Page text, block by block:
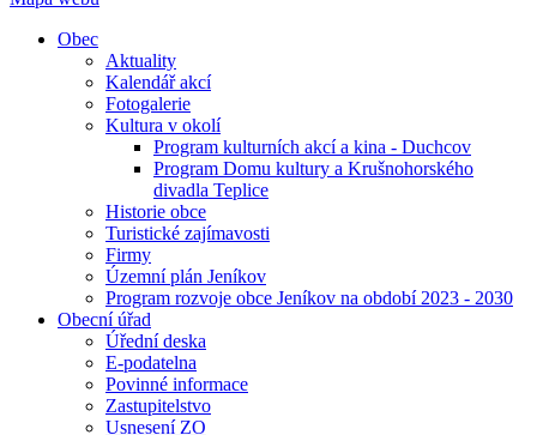
Obec
Aktuality
Kalendář akcí
Fotogalerie
Kultura v okolí
Program kulturních akcí a kina - Duchcov
Program Domu kultury a Krušnohorského
divadla Teplice
Historie obce
Turistické zajímavosti
Firmy
Územní plán Jeníkov
Program rozvoje obce Jeníkov na období 2023 - 2030
Obecní úřad
Úřední deska
E-podatelna
Povinné informace
Zastupitelstvo
Usnesení ZO